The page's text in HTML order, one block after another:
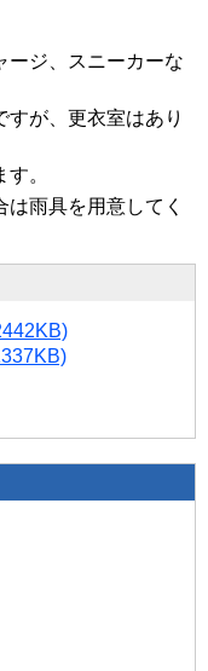
ージ、スニーカーな
が、更衣室はあり
。
雨具を用意してく